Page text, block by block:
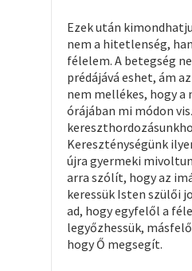
Ezek után
nem a hitetlenség,
félelem. A betegség
prédájává eshet, ám
nem mellékes, hogy
órájában mi módon
Kereszténységünk
újra gyermeki
arra szólít, hogy az
keressük Isten szülői
ad, hogy egyfelől a
legyőzhessük,
hogy Ő megsegít.